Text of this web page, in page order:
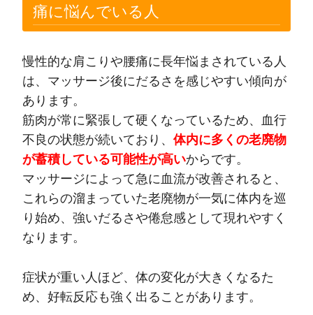
痛に悩んでいる人
慢性的な肩こりや腰痛に長年悩まされている人
は、マッサージ後にだるさを感じやすい傾向が
あります。
筋肉が常に緊張して硬くなっているため、血行
不良の状態が続いており、 体内に多くの老廃物
が蓄積している可能性が高いからです。
マッサージによって急に血流が改善されると、
これらの溜まっていた老廃物が一気に体内を巡
り始め、強いだるさや倦怠感として現れやすく
なります。
症状が重い人ほど、体の変化が大きくなるた
め、好転反応も強く出ることがあります。